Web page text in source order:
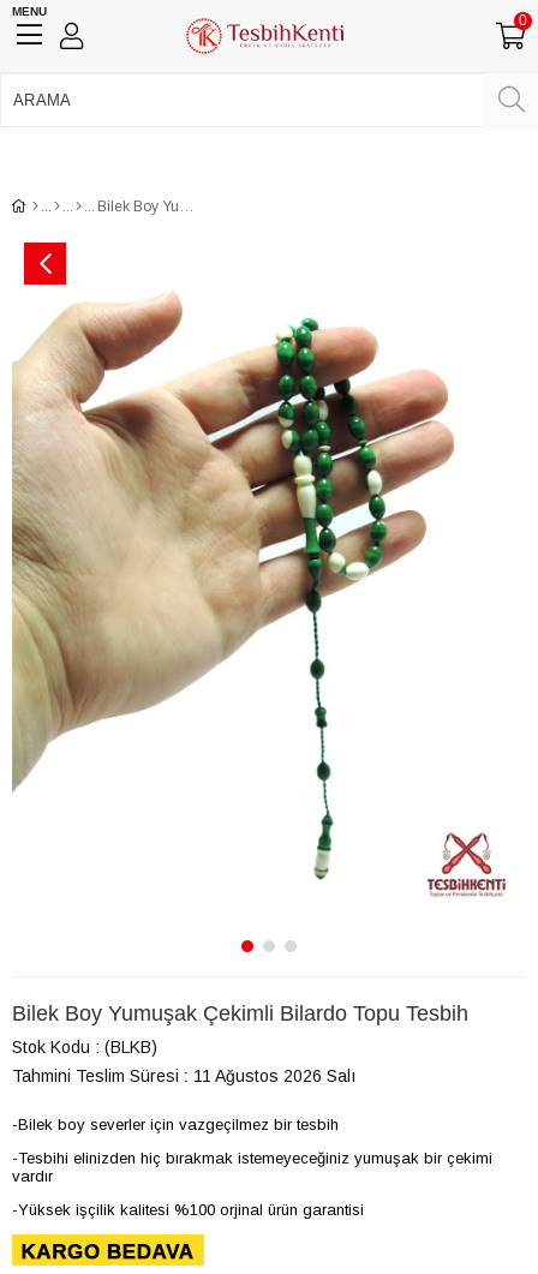
MENU
0
Bilek Boy Yumuşak Çekimli Bilardo Topu Tesbih
Bilek Boy Yumuşak Çekimli Bilardo Topu Tesbih
Stok Kodu
(BLKB)
Tahmini Teslim Süresi : 11 Ağustos 2026 Salı
-Bilek boy severler için vazgeçilmez bir tesbih
-Tesbihi elinizden hiç bırakmak istemeyeceğiniz yumuşak bir çekimi
vardır
-Yüksek işçilik kalitesi %100 orjinal ürün garantisi